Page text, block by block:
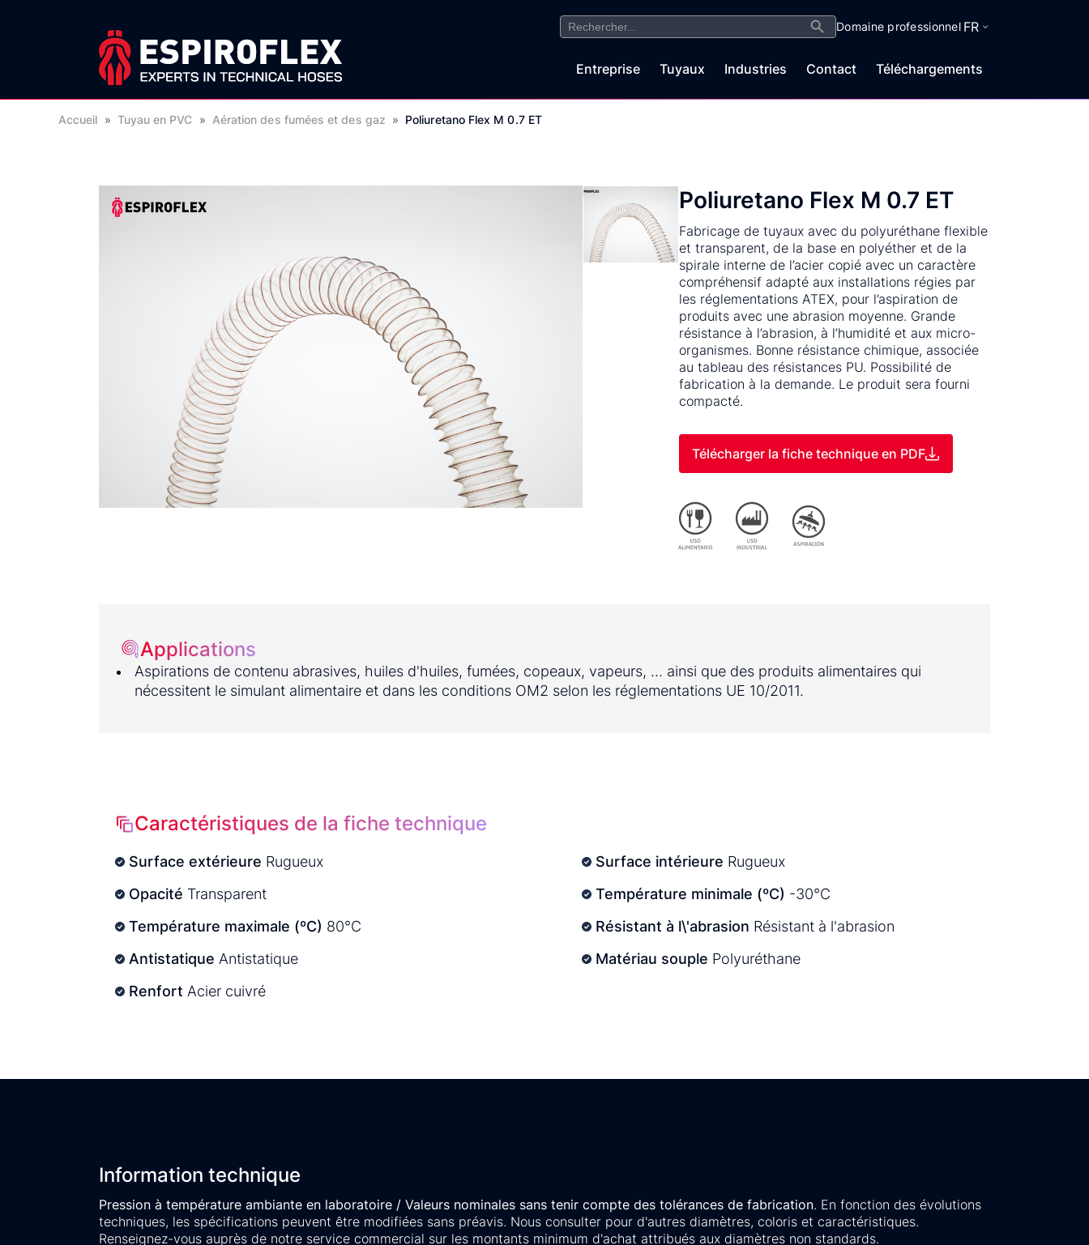
Search
for:
Search Button
Domaine professionnel FR
Entreprise Tuyaux Industries Contact Téléchargements
Accueil » Tuyau en PVC » Aération des fumées et des gaz » Poliuretano Flex M 0.7 ET
Poliuretano Flex M 0.7 ET
Fabricage de tuyaux avec du polyuréthane flexible
et transparent, de la base en polyéther et de la
spirale interne de l’acier copié avec un caractère
compréhensif adapté aux installations régies par
les réglementations ATEX, pour l’aspiration de
produits avec une abrasion moyenne. Grande
résistance à l’abrasion, à l’humidité et aux micro-
organismes. Bonne résistance chimique, associée
au tableau des résistances PU. Possibilité de
fabrication à la demande. Le produit sera fourni
compacté.
Télécharger la fiche technique en PDF
Applications
Aspirations de contenu abrasives, huiles d'huiles, fumées, copeaux, vapeurs, ... ainsi que des produits alimentaires qui
nécessitent le simulant alimentaire et dans les conditions OM2 selon les réglementations UE 10/2011.
Caractéristiques de la fiche technique
Surface extérieure Rugueux Surface intérieure Rugueux
Opacité Transparent Température minimale (ºC) -30°C
Température maximale (ºC) 80°C Résistant à l\'abrasion Résistant à l'abrasion
Antistatique Antistatique Matériau souple Polyuréthane
Renfort Acier cuivré
Information technique
Pression à température ambiante en laboratoire / Valeurs nominales sans tenir compte des tolérances de fabrication. En fonction des évolutions
techniques, les spécifications peuvent être modifiées sans préavis. Nous consulter pour d'autres diamètres, coloris et caractéristiques.
Renseignez-vous auprès de notre service commercial sur les montants minimum d'achat attribués aux diamètres non standards.